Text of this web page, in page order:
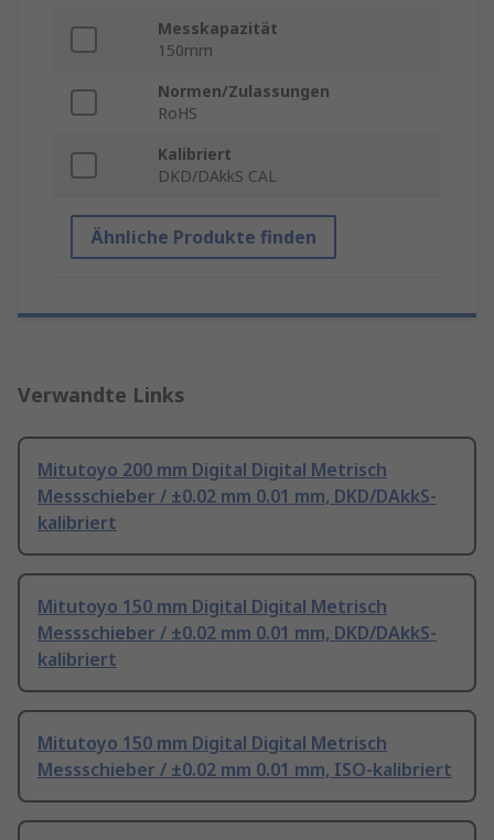
Messkapazität
150mm
Normen/Zulassungen
RoHS
Kalibriert
DKD/DAkkS CAL
Ähnliche Produkte finden
Verwandte Links
Mitutoyo 200 mm Digital Digital Metrisch
Messschieber / ±0.02 mm 0.01 mm, DKD/DAkkS-
kalibriert
Mitutoyo 150 mm Digital Digital Metrisch
Messschieber / ±0.02 mm 0.01 mm, DKD/DAkkS-
kalibriert
Mitutoyo 150 mm Digital Digital Metrisch
Messschieber / ±0.02 mm 0.01 mm, ISO-kalibriert